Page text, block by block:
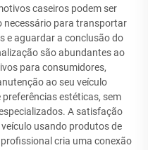
caseiros podem ser
necessário para transportar
e aguardar a conclusão do
são abundantes ao
para consumidores,
ao seu veículo
estéticas, sem
A satisfação
usando produtos de
cria uma conexão